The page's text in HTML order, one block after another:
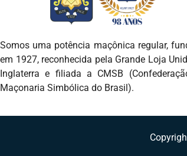
Somos uma potência maçônica regular,
em 1927, reconhecida pela Grande Loja
Inglaterra e filiada a CMSB
Maçonaria Simbólica do Brasil).